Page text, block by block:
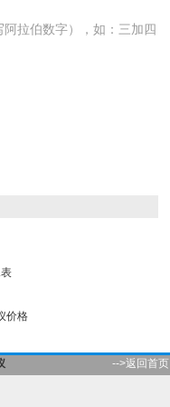
拉伯数字），如：三加四
价格
-->返回首页